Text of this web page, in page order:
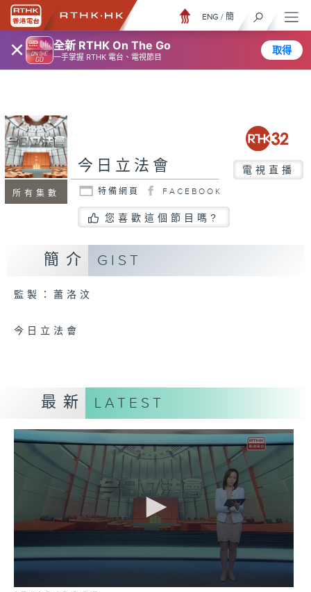
× 全新 RTHK On The Go
一手掌握 RTHK 電台、電視節目
取得
ENG / 簡
所有集數
今日立法會 電視直播
特備網頁 FACEBOOK
您喜歡這個節目嗎?
簡介 GIST
監製：蕭洛汶
今日立法會
最新 LATEST